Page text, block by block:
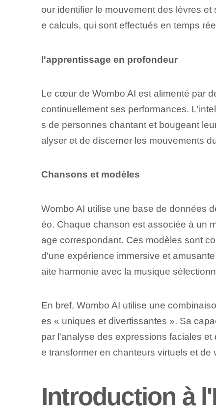
our identifier le mouvement des lèvres
e calculs, qui sont effectués en temps
l'apprentissage en profondeur
Le cœur de Wombo AI est alimenté par
continuellement ses performances.
s de personnes chantant et bougeant
alyser et de discerner les mouvements
Chansons et modèles
Wombo AI utilise une base de données
éo. Chaque chanson est associée à un
age correspondant. Ces modèles sont
d'une expérience immersive et
aite harmonie⁢ avec la musique
En bref, ⁢Wombo AI utilise une
es « uniques et divertissantes ». Sa
par l'analyse des expressions faciales et
e transformer en chanteurs virtuels et
Introduction à